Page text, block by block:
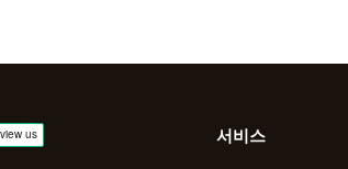
서비스